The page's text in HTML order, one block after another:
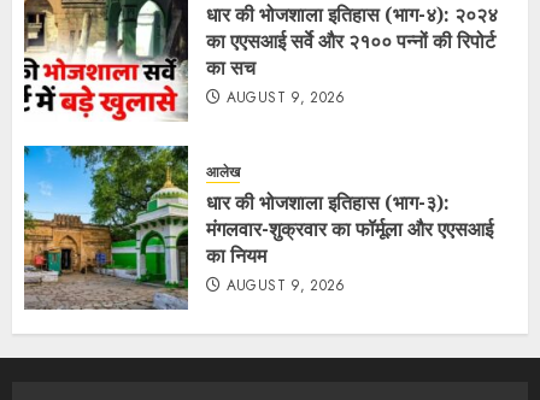
धार की भोजशाला इतिहास (भाग-४): २०२४
का एएसआई सर्वे और २१०० पन्नों की रिपोर्ट
का सच
AUGUST 9, 2026
आलेख
धार की भोजशाला इतिहास (भाग-३):
मंगलवार-शुक्रवार का फॉर्मूला और एएसआई
का नियम
AUGUST 9, 2026